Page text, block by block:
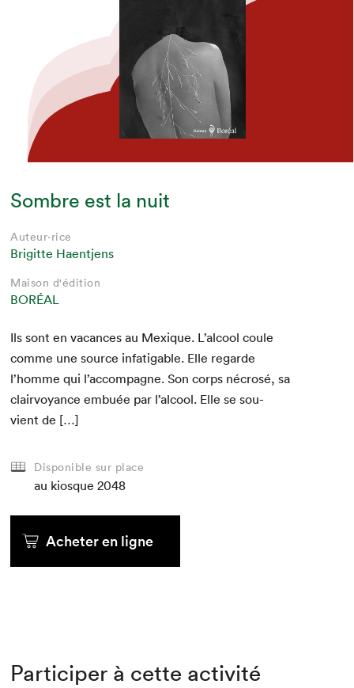
Sombre est la nuit
Auteur·rice
Brigitte Haentjens
Maison d'édition
BORÉAL
Ils sont en vacances au Mex­ique. L’alcool coule
comme une source infati­ga­ble. Elle regarde
l’homme qui l’accompagne. Son corps nécrosé, sa
clair­voy­ance embuée par l’alcool. Elle se sou­
vient de […]
Disponible sur place
au kiosque 2048
Acheter en ligne
Participer à cette activité